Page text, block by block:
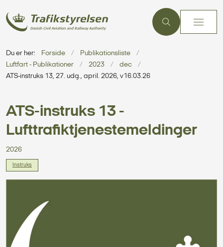
Du er her: Forside
Publikationsliste
Luftfart - Publikationer
2023
dec
ATS-instruks 13, 27. udg., april. 2026, v16.03.26
ATS-instruks 13 -
Lufttrafiktjenestemeldinger
2026
Instruks